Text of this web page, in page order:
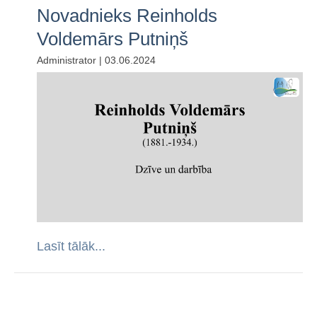
Novadnieks Reinholds
Voldemārs Putniņš
Administrator | 03.06.2024
Lasīt tālāk...